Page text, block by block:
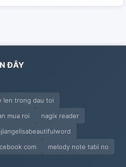
ĐÂY
len trong dau toi
mua roi
nagix reader
com
melody note tabi no